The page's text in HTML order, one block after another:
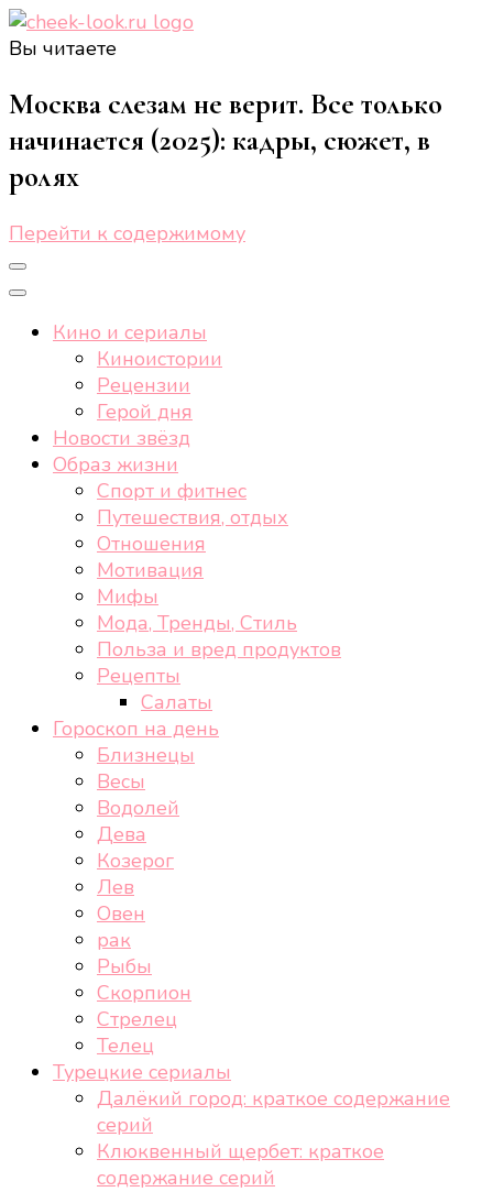
здоровом образе жизни, спорте, стиле, отдыхе и
еде.
Вы читаете
Москва слезам не верит. Все только
начинается (2025): кадры, сюжет, в
ролях
Перейти к содержимому
Кино и сериалы
Киноистории
Рецензии
Герой дня
Новости звёзд
Образ жизни
Спорт и фитнес
Путешествия, отдых
Отношения
Мотивация
Мифы
Мода, Тренды, Стиль
Польза и вред продуктов
Рецепты
Салаты
Гороскоп на день
Близнецы
Весы
Водолей
Дева
Козерог
Лев
Овен
рак
Рыбы
Скорпион
Стрелец
Телец
Турецкие сериалы
Далёкий город: краткое содержание
серий
Клюквенный щербет: краткое
содержание серий